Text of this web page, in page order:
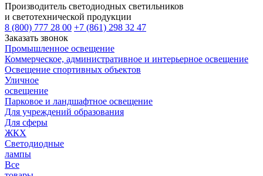
Производитель светодиодных светильников
и светотехнической продукции
8 (800) 777 28 00 +7 (861) 298 32 47
Заказать звонок
Промышленное освещение
Коммерческое, административное и интерьерное освещение
Освещение спортивных объектов
Уличное
освещение
Парковое и ландшафтное освещение
Для учреждений образования
Для сферы
ЖКХ
Светодиодные
лампы
Все